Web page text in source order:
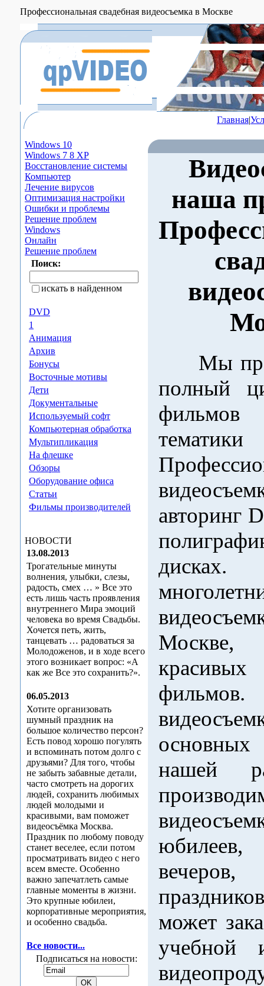
Профессиональная свадебная видеосъемка в Москве
Главная|
Windows 10
Windows 7 8 XP
Восстановление системы
Компьютер
Лечение вирусов
Оптимизация настройки
Ошибки и проблемы
Решение проблем
Windows
Онлайн
Решение проблем
Поиск:
искать в найденном
DVD
1
Анимация
Архив
Бонусы
Восточные мотивы
Дети
Документальные
Используемый софт
Компьютерная обработка
Мультипликация
На флешке
Обзоры
Оборудование офиса
Статьи
Фильмы производителей
НОВОСТИ
13.08.2013
Трогательные минуты
волнения, улыбки, слезы,
радость, смех … » Все это
есть лишь часть проявления
внутреннего Мира эмоций
человека во время Свадьбы.
Хочется петь, жить,
танцевать … радоваться за
Молодоженов, и в ходе всего
этого возникает вопрос: «А
как же Все это сохранить?».
06.05.2013
Хотите организовать
шумный праздник на
большое количество персон?
Есть повод хорошо погулять
и вспоминать потом долго с
друзьями? Для того, чтобы
не забыть забавные детали,
часто смотреть на дорогих
людей, сохранить любимых
людей молодыми и
красивыми, вам поможет
видеосъёмка Москва.
Праздник по любому поводу
станет веселее, если потом
просматривать видео с него
всем вместе. Особенно
важно запечатлеть самые
главные моменты в жизни.
Это крупные юбилеи,
корпоративные мероприятия,
и особенно свадьба.
Все новости...
Подписаться на новости:
наша
Мы
полный
авторинг
основных
нашей
может
учебной